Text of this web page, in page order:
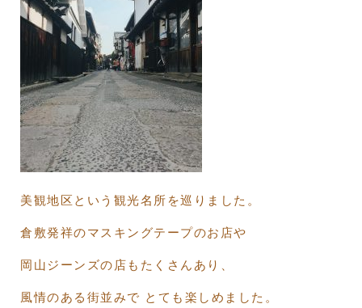
美観地区という観光名所を巡りました。
倉敷発祥のマスキングテープのお店や
岡山ジーンズの店もたくさんあり、
風情のある街並みで とても楽しめました。